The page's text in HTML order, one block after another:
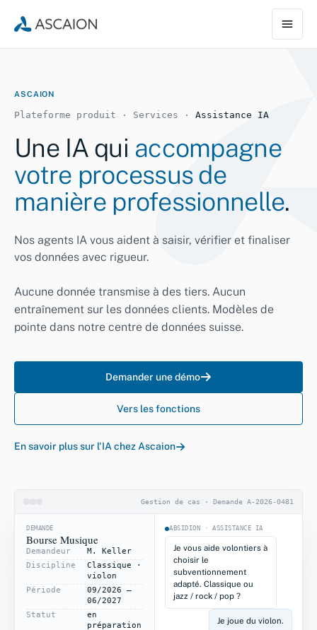
ASCAION
Plateforme produit · Services · Assistance IA
Une IA qui accompagne
votre processus de
manière professionnelle.
Nos agents IA vous aident à saisir, vérifier et finaliser
vos données avec rigueur.
Aucune donnée transmise à des tiers. Aucun
entraînement sur les données clients. Modèles de
pointe dans notre centre de données suisse.
Demander une démo
Vers les fonctions
En savoir plus sur l'IA chez Ascaion
Gestion de cas · Demande A‑2026‑0481
DEMANDE
Bourse Musique
Demandeur
M. Keller
Discipline
Classique ·
violon
Période
09/2026 –
06/2027
Statut
en
préparation
ABSIDION · ASSISTANCE IA
Je vous aide volontiers à
choisir le
subventionnement
adapté. Classique ou
jazz / rock / pop ?
Je joue du violon.